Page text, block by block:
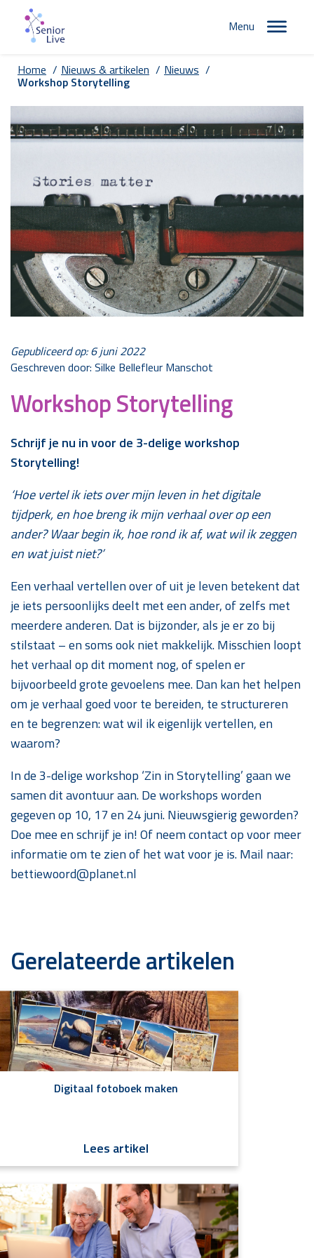
Menu
Home / Nieuws & artikelen / Nieuws /
Workshop Storytelling
Gepubliceerd op: 6 juni 2022
Geschreven door: Silke Bellefleur Manschot
Workshop Storytelling
Schrijf je nu in voor de 3-delige workshop
Storytelling!
‘Hoe vertel ik iets over mijn leven in het digitale
tijdperk, en hoe breng ik mijn verhaal over op een
ander? Waar begin ik, hoe rond ik af, wat wil ik zeggen
en wat juist niet?’
Een verhaal vertellen over of uit je leven betekent dat
je iets persoonlijks deelt met een ander, of zelfs met
meerdere anderen. Dat is bijzonder, als je er zo bij
stilstaat – en soms ook niet makkelijk. Misschien loopt
het verhaal op dit moment nog, of spelen er
bijvoorbeeld grote gevoelens mee. Dan kan het helpen
om je verhaal goed voor te bereiden, te structureren
en te begrenzen: wat wil ik eigenlijk vertellen, en
waarom?
In de 3-delige workshop ‘Zin in Storytelling’ gaan we
samen dit avontuur aan. De workshops worden
gegeven op 10, 17 en 24 juni. Nieuwsgierig geworden?
Doe mee en schrijf je in! Of neem contact op voor meer
informatie om te zien of het wat voor je is. Mail naar:
bettiewoord@planet.nl
Gerelateerde artikelen
Digitaal fotoboek maken
Lees artikel